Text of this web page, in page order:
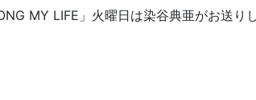
MY LIFE 」火曜日は染谷典亜がお送り